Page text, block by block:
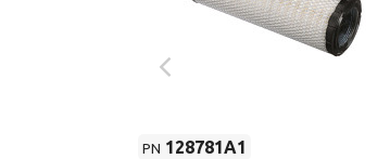
PN 128781A1